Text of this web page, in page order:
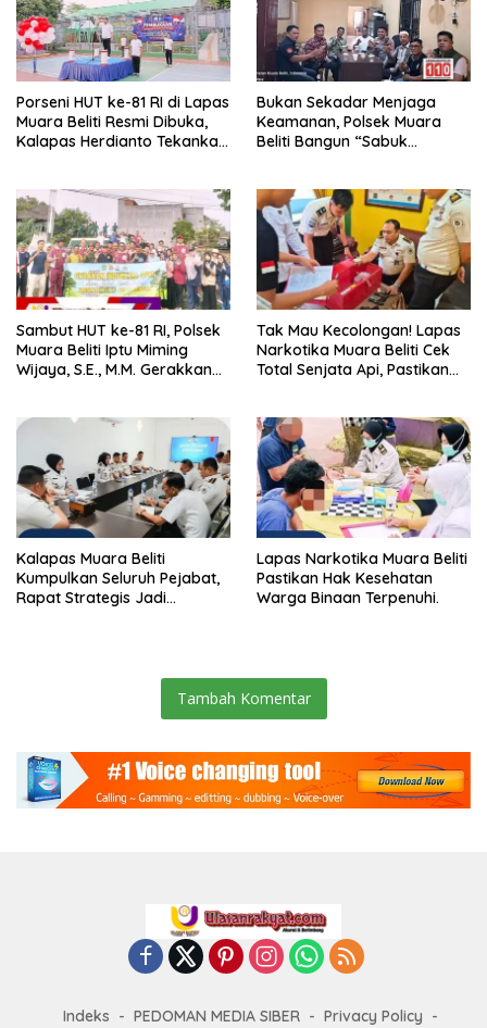
Porseni HUT ke-81 RI di Lapas
Muara Beliti Resmi Dibuka,
Kalapas Herdianto Tekankan
Bukan Sekadar Menjaga
Keamanan, Polsek Muara
Beliti Bangun “Sabuk
Sambut HUT ke-81 RI, Polsek
Muara Beliti Iptu Miming
Wijaya, S.E., M.M. Gerakkan
Tak Mau Kecolongan! Lapas
Narkotika Muara Beliti Cek
Total Senjata Api, Pastikan
Kalapas Muara Beliti
Kumpulkan Seluruh Pejabat,
Rapat Strategis Jadi
Lapas Narkotika Muara Beliti
Pastikan Hak Kesehatan
Warga Binaan Terpenuhi.
Tambah Komentar
Indeks PEDOMAN MEDIA SIBER Privacy Policy